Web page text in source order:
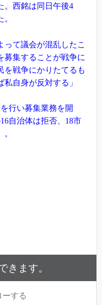
。西銘は同日午後4
って議会が混乱したこ
募集することが戦争に
を戦争にかりたてるも
自身が反対する」
行い募集業務を開
自治体は拒否、18市
。
きます。
ーする